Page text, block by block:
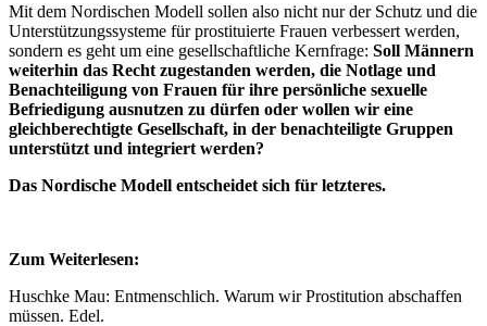
Mit dem Nordischen Modell sollen also nicht nur der Schutz und die
Unterstützungssysteme für prostituierte Frauen verbessert werden,
sondern es geht um eine gesellschaftliche Kernfrage: Soll Männern
weiterhin das Recht zugestanden werden, die Notlage und
Benachteiligung von Frauen für ihre persönliche sexuelle
Befriedigung ausnutzen zu dürfen oder wollen wir eine
gleichberechtigte Gesellschaft, in der benachteiligte Gruppen
unterstützt und integriert werden?
Das Nordische Modell entscheidet sich für letzteres.
Zum Weiterlesen:
Huschke Mau: Entmenschlich. Warum wir Prostitution abschaffen
müssen. Edel.